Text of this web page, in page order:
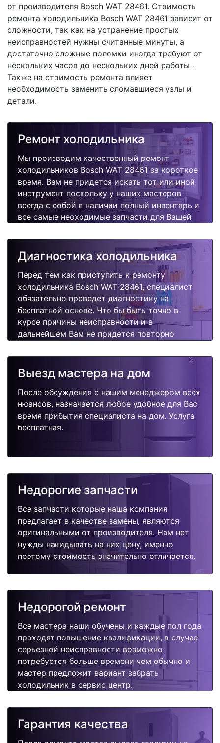
от производителя Bosch WAT 28461. Стоимость
ремонта холодильника Bosch WAT 28461 зависит от
сложности, так как на устранение простых
неисправностей нужны считанные минуты, а
достаточно сложные поломки иногда требуют от
нескольких часов до нескольких дней работы .
Также на стоимость ремонта влияет
необходимость заменить сломавшиеся узлы и
детали.
Ремонт холодильника
Мы производим качественный ремонт
холодильников Bosch WAT 28461 за короткое
время. Вам не придется искать тот или иной
инструмент поскольку у наших мастеров
всегда с собой в наличии полный инвентарь и
все самые неоходимые запчасти для Вашей
качественно и недорого.
Диагностика холодильника
Перед тем как приступить к ремонту
холодильника Bosch WAT 28461, специалист
обязательно проведет диагностику на
бесплатной основе. Что бы быть точно в
курсе причины неисправности и в
дальнейшем Вам не придется повторно
поломок.
Выезд мастера на дом
После обсуждения с нашим менеджером всех
нюансов, назначается любое удобное для Вас
время прибытия специалиста на дом. Услуга
бесплатная.
Недорогие запчасти
Все запчасти которые наша компания
предлагает в качестве замены, являются
оригинальными от производителя. Нам нет
нужды накидывать на них цену, именно
поэтому стоимость значительно отличается.
Недорогой ремонт
Все мастера наши обучены и каждые пол года
проходят повышение квалификации, в случае
серьезной неисправности возможно
потребуется больше времени чем обычно и
мастер предложит вариант забрать
холодильник в сервис центр.
Гарантия качества